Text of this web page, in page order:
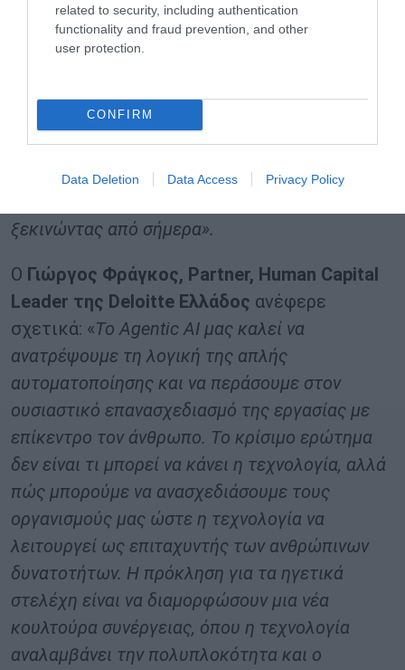
related to security, including authentication
functionality and fraud prevention, and other
user protection.
CONFIRM
Data Deletion Data Access Privacy Policy
εργασίας με επίκεντρο το αποτέλεσμα και τη
συνεργασία ανθρώπου-μηχανής. Η επιτυχία σε
τόλμη και σαφήνεια: πρέπει να σταματήσουμε
να αντιμετωπίζουμε την Τεχνητή Νοημοσύνη
ως ένα απλό εργαλείο και να την καταστήσουμε
τον βασικό μοχλό για την πλήρη επανεπινόηση
ξεκινώντας από σήμερα».
Ο Γιώργος Φράγκος, Partner, Human Capital
Leader της Deloitte Ελλάδος ανέφερε
σχετικά: «Το Agentic AI μας καλεί να
ανατρέψουμε τη λογική της απλής
αυτοματοποίησης και να περάσουμε στον
ουσιαστικό επανασχεδιασμό της εργασίας με
επίκεντρο τον άνθρωπο. Το κρίσιμο ερώτημα
δεν είναι τι μπορεί να κάνει η τεχνολογία, αλλά
πώς μπορούμε να ανασχεδιάσουμε τους
οργανισμούς μας ώστε η τεχνολογία να
λειτουργεί ως επιταχυντής των ανθρώπινων
δυνατοτήτων. Η πρόκληση για τα ηγετικά
στελέχη είναι να διαμορφώσουν μια νέα
κουλτούρα συνέργειας, όπου η τεχνολογία
αναλαμβάνει την πολυπλοκότητα και ο